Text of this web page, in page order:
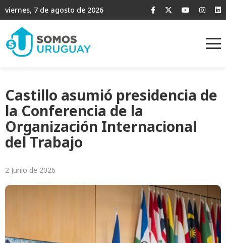
viernes, 7 de agosto de 2026
Castillo asumió presidencia de
la Conferencia de la
Organización Internacional
del Trabajo
2 Junio de 2026